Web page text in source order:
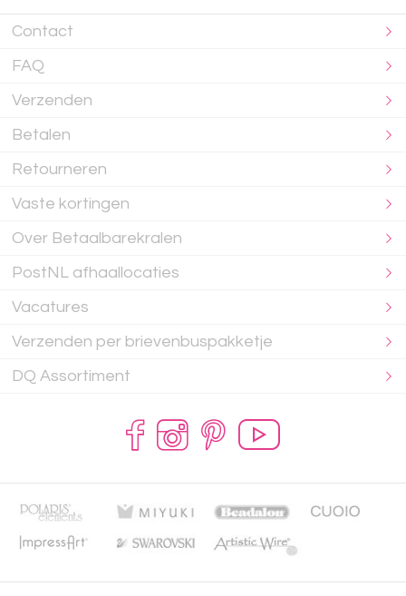
Contact
FAQ
Verzenden
Betalen
Retourneren
Vaste kortingen
Over Betaalbarekralen
PostNL afhaallocaties
Vacatures
Verzenden per brievenbuspakketje
DQ Assortiment